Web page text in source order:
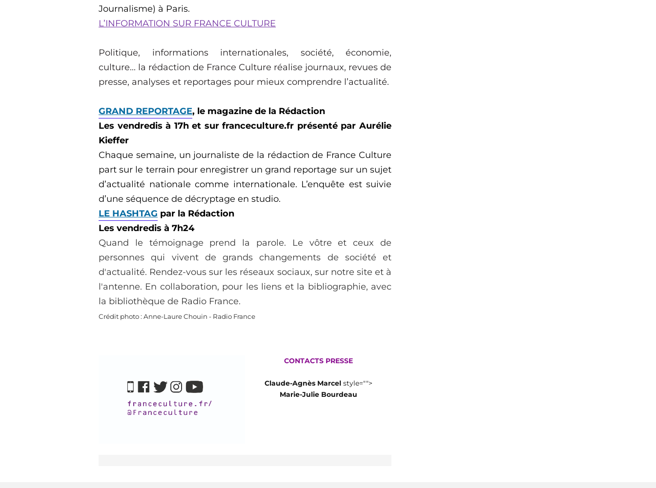
Journalisme) à Paris.
L’INFORMATION SUR FRANCE CULTURE
Politique, informations internationales, société, économie,
culture... la rédaction de France Culture réalise journaux, revues de
presse, analyses et reportages pour mieux comprendre l’actualité.
GRAND REPORTAGE, le magazine de la Rédaction
Les vendredis à 17h et surfranceculture.fr présenté par Aurélie
Kieffer
Chaque semaine, un journaliste de la rédaction de France Culture
part sur le terrain pour enregistrer un grand reportage sur un sujet
d’actualité nationale comme internationale. L’enquête est suivie
d’une séquence de décryptage en studio.
LE HASHTAG par la Rédaction
Les vendredis à 7h24
Quand le témoignage prend la parole. Le vôtre et ceux de
personnes qui vivent de grands changements de société et
d'actualité. Rendez-vous sur les réseaux sociaux, sur notre site et à
l'antenne. En collaboration, pour les liens et la bibliographie, avec
la bibliothèque de Radio France.
Crédit photo : Anne-Laure Chouin - Radio France
CONTACTS PRESSE
Claude-Agnès Marcelstyle="">
Marie-Julie Bourdeau